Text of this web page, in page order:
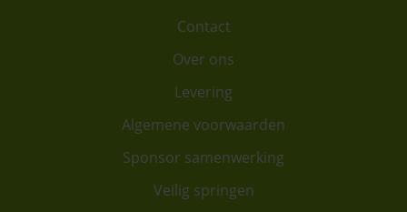
Contact
Over ons
Levering
Algemene voorwaarden
Sponsor samenwerking
Veilig springen